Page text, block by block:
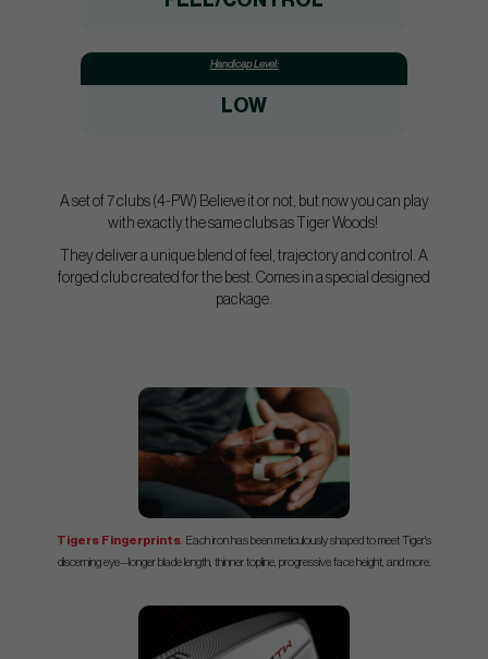
Handicap Level:
LOW
A set of 7 clubs (4-PW) Believe it or not, but now you can play
with exactly the same clubs as Tiger Woods!
They deliver a unique blend of feel, trajectory and control. A
forged club created for the best. Comes in a special designed
package.
Tigers Fingerprints Each iron has been meticulously shaped to meet Tiger's
discerning eye—longer blade length, thinner topline, progressive face height, and more.